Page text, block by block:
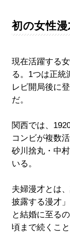
初の女性
現在活躍する
る。1つは正統
レビ開局後に
だ。
関西では、
コンビが複数
砂川捨丸・中
いる。
夫婦漫才とは
披露する漫才
と結婚に至る
頃まで続くこと